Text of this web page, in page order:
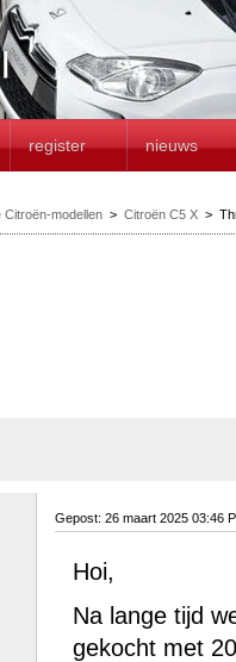
register nieuws
Citroën-modellen > Citroën C5 X >
Gepost: 26 maart 2025 03:46
Hoi,
Na lange tijd
gekocht met